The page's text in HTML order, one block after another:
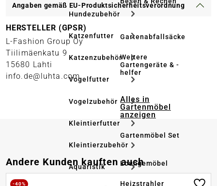
Hundezubehör
Katzenfutter
Katzenzubehör
Vogelfutter
Vogelzubehör
Kleintierfutter
Kleintierzubehör
Aquaristik
Gartenabfallsäcke
Weitere
Gartengeräte & -
helfer
Alles in
Gartenmöbel
anzeigen
Gartenmöbel Set
Loungemöbel
Heizstrahler
Angaben gemäß EU-Produktsicherheitsverordnung
HERSTELLER (GPSR)
L-Fashion Group Oy
Tiilimäenkatu 9
15680 Lahti
info.de@luhta.com
Produktgalerie überspringen
Andere Kunden kauften auch
-40%